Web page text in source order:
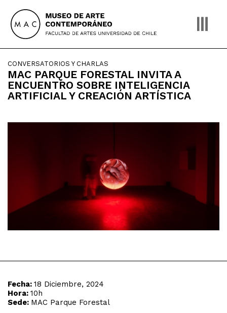
content
CONVERSATORIOS Y CHARLAS
MAC PARQUE FORESTAL INVITA A
ENCUENTRO SOBRE INTELIGENCIA
ARTIFICIAL Y CREACIÓN ARTÍSTICA
Fecha: 18 Diciembre, 2024
Hora: 10h
Sede: MAC Parque Forestal